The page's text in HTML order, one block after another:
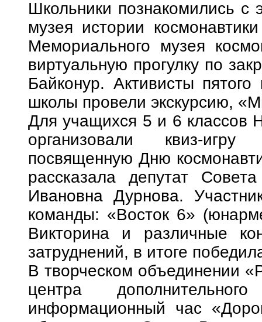
Школьники познакомились с
музея истории
Мемориального музея
виртуальную прогулку по
Байконур. Активисты пятого
школы провели экскурсию,
Для учащихся 5 и 6 классов
организовали квиз-
посвященную Дню
рассказала депутат
Ивановна Дурнова.
команды: «Восток 6»
Викторина и различные
затруднений, в итоге
В творческом объединении
центра
информационный час